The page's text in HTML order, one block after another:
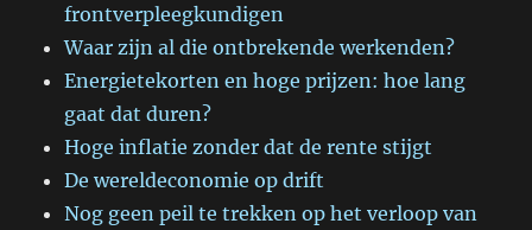
frontverpleegkundigen
Waar zijn al die ontbrekende werkenden?
Energietekorten en hoge prijzen: hoe lang
gaat dat duren?
Hoge inflatie zonder dat de rente stijgt
De wereldeconomie op drift
Nog geen peil te trekken op het verloop van